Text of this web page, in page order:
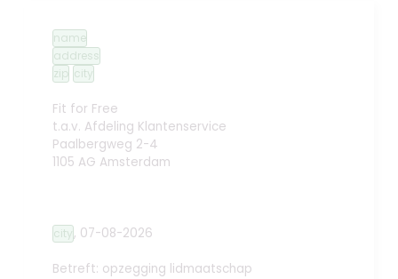
name
address
zip city
Fit for Free
t.a.v. Afdeling Klantenservice
Paalbergweg 2-4
1105 AG Amsterdam
city, 07-08-2026
Betreft: opzegging lidmaatschap